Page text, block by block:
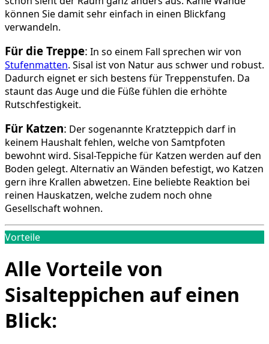
können Sie damit sehr einfach in einen Blickfang
verwandeln.
Für die Treppe: In so einem Fall sprechen wir von
Stufenmatten. Sisal ist von Natur aus schwer und robust.
Dadurch eignet er sich bestens für Treppenstufen. Da
staunt das Auge und die Füße fühlen die erhöhte
Rutschfestigkeit.
Für Katzen: Der sogenannte Kratzteppich darf in
keinem Haushalt fehlen, welche von Samtpfoten
bewohnt wird. Sisal-Teppiche für Katzen werden auf den
Boden gelegt. Alternativ an Wänden befestigt, wo Katzen
gern ihre Krallen abwetzen. Eine beliebte Reaktion bei
reinen Hauskatzen, welche zudem noch ohne
Gesellschaft wohnen.
Vorteile
Alle Vorteile von
Sisalteppichen auf einen
Blick: